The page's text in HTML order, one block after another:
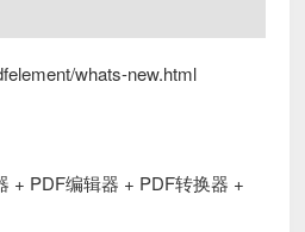
whats-new.html
+ PDF编辑器 + PDF转换器 +